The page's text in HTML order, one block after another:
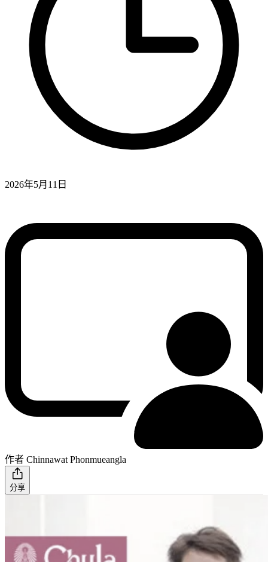
2026年5月11日
作者 Chinnawat Phonmueangla
分享